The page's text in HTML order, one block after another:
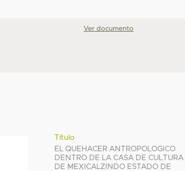
Ver documento
Título
EL QUEHACER ANTROPOLOGICO
DENTRO DE LA CASA DE CULTURA
DE MEXICALZINDO ESTADO DE